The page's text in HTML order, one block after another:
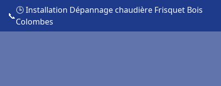
📞
🕒 Installation Dépannage chaudière Frisquet Bois
Colombes